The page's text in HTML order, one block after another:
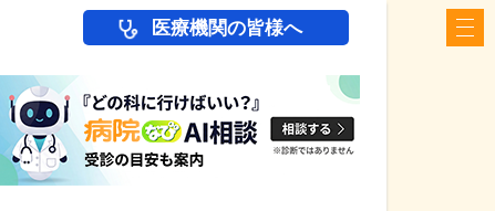
医療機関の皆様へ